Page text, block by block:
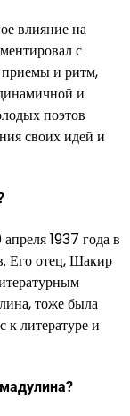
влияние на
с
и ритм,
и
поэтов
своих идей и
1937 года в
Его отец, Шакир
тоже была
к литературе и